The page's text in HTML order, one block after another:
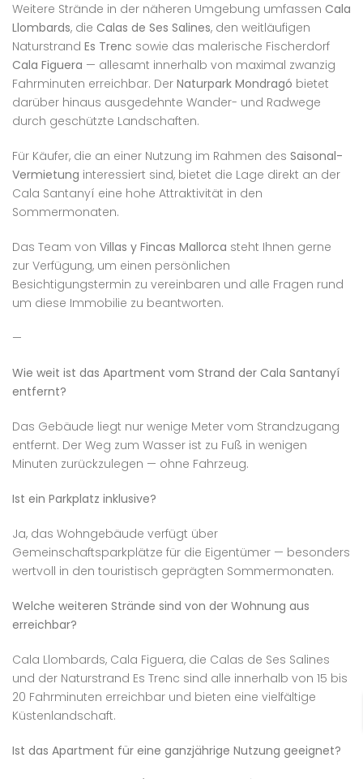
Weitere Strände in der näheren Umgebung umfassen Cala
Llombards, die Calas de Ses Salines, den weitläufigen
Naturstrand Es Trenc sowie das malerische Fischerdorf
Cala Figuera — allesamt innerhalb von maximal zwanzig
Fahrminuten erreichbar. Der Naturpark Mondragó bietet
darüber hinaus ausgedehnte Wander- und Radwege
durch geschützte Landschaften.
Für Käufer, die an einer Nutzung im Rahmen des Saisonal-
Vermietung interessiert sind, bietet die Lage direkt an der
Cala Santanyí eine hohe Attraktivität in den
Sommermonaten.
Das Team von Villas y Fincas Mallorca steht Ihnen gerne
zur Verfügung, um einen persönlichen
Besichtigungstermin zu vereinbaren und alle Fragen rund
um diese Immobilie zu beantworten.
—
Wie weit ist das Apartment vom Strand der Cala Santanyí
entfernt?
Das Gebäude liegt nur wenige Meter vom Strandzugang
entfernt. Der Weg zum Wasser ist zu Fuß in wenigen
Minuten zurückzulegen — ohne Fahrzeug.
Ist ein Parkplatz inklusive?
Ja, das Wohngebäude verfügt über
Gemeinschaftsparkplätze für die Eigentümer — besonders
wertvoll in den touristisch geprägten Sommermonaten.
Welche weiteren Strände sind von der Wohnung aus
erreichbar?
Cala Llombards, Cala Figuera, die Calas de Ses Salines
und der Naturstrand Es Trenc sind alle innerhalb von 15 bis
20 Fahrminuten erreichbar und bieten eine vielfältige
Küstenlandschaft.
Ist das Apartment für eine ganzjährige Nutzung geeignet?